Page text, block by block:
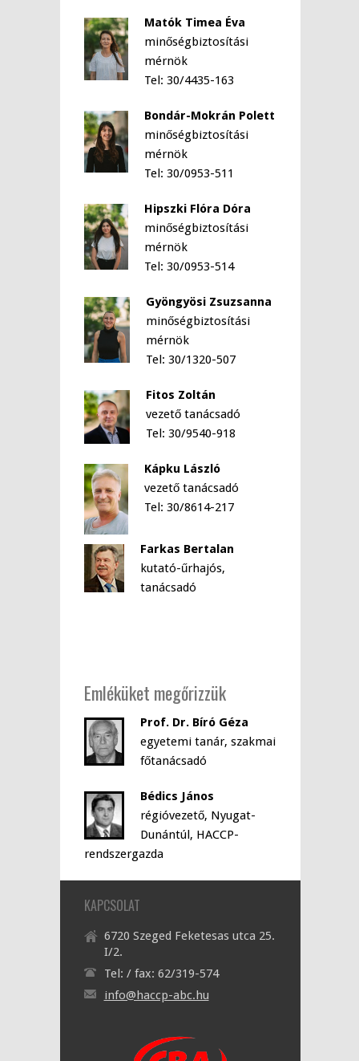
Matók Timea Éva
minőségbiztosítási
mérnök
Tel: 30/4435-163
Bondár-Mokrán Polett
minőségbiztosítási
mérnök
Tel: 30/0953-511
Hipszki Flóra Dóra
minőségbiztosítási
mérnök
Tel: 30/0953-514
Gyöngyösi Zsuzsanna
minőségbiztosítási
mérnök
Tel: 30/1320-507
Fitos Zoltán
vezető tanácsadó
Tel: 30/9540-918
Kápku László
vezető tanácsadó
Tel: 30/8614-217
Farkas Bertalan
kutató-űrhajós,
tanácsadó
Emléküket megőrizzük
Prof. Dr. Bíró Géza
egyetemi tanár, szakmai
főtanácsadó
Bédics János
régióvezető, Nyugat-
Dunántúl, HACCP-
rendszergazda
KAPCSOLAT
6720 Szeged Feketesas utca 25.
I/2.
Tel: / fax: 62/319-574
info@haccp-abc.hu